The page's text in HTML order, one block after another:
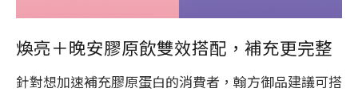
煥亮＋晚安膠原飲雙效搭配，補充更完整
針對想加速補充膠原蛋白的消費者，翰方御品建議可搭